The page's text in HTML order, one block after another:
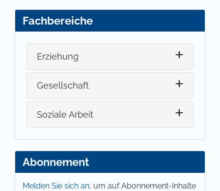
Fachbereiche
Erziehung
Gesellschaft
Soziale Arbeit
Abonnement
Melden Sie sich an, um auf Abonnement-Inhalte